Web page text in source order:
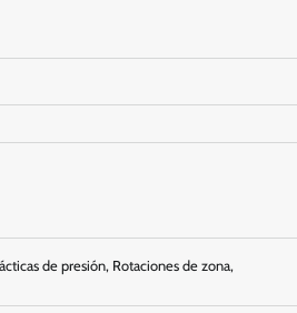
de presión, Rotaciones de zona,